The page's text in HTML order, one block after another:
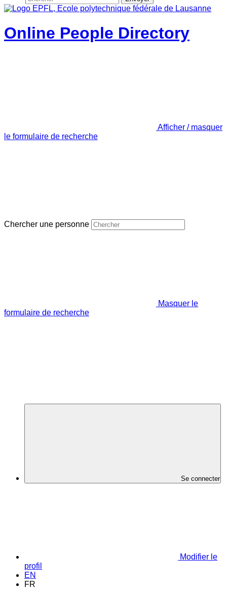
Online People Directory
Afficher / masquer
le formulaire de recherche
Chercher une personne
Masquer le
formulaire de recherche
Se connecter
Modifier le
profil
EN
FR